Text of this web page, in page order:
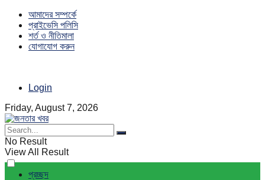
আমাদের সম্পর্কে
প্রাইভেসি পলিসি
শর্ত ও নীতিমালা
যোগাযোগ করুন
Login
Friday, August 7, 2026
No Result
View All Result
প্রচ্ছদ